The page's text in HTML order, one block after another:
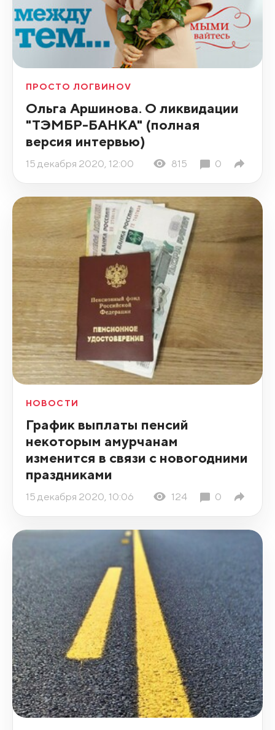
ПРОСТО ЛОГВИНОV
Ольга Аршинова. О ликвидации
"ТЭМБР-БАНКА" (полная
версия интервью)
15 декабря 2020, 12:00 815 0
НОВОСТИ
График выплаты пенсий
некоторым амурчанам
изменится в связи с новогодними
праздниками
15 декабря 2020, 10:06 124 0